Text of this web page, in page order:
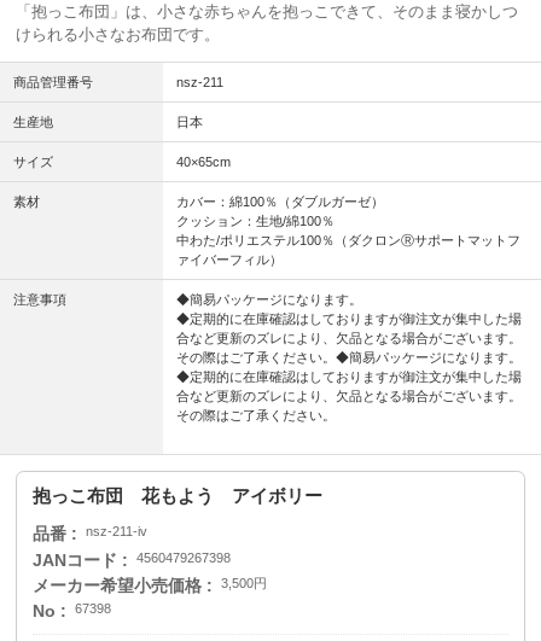
「抱っこ布団」は、小さな赤ちゃんを抱っこできて、そのまま寝かしつ
けられる小さなお布団です。
商品管理番号 nsz-211
生産地 日本
サイズ 40×65cm
素材
カバー：綿100％（ダブルガーゼ）
クッション：生地/綿100％
中わた/ポリエステル100％（ダクロンⓇサポートマットフ
ァイバーフィル）
注意事項
◆簡易パッケージになります。
◆定期的に在庫確認はしておりますが御注文が集中した場
合など更新のズレにより、欠品となる場合がございます。
その際はご了承ください。◆簡易パッケージになります。
◆定期的に在庫確認はしておりますが御注文が集中した場
合など更新のズレにより、欠品となる場合がございます。
その際はご了承ください。
抱っこ布団 花もよう アイボリー
品番 nsz-211-iv
JANコード 4560479267398
メーカー希望小売価格 3,500円
No 67398